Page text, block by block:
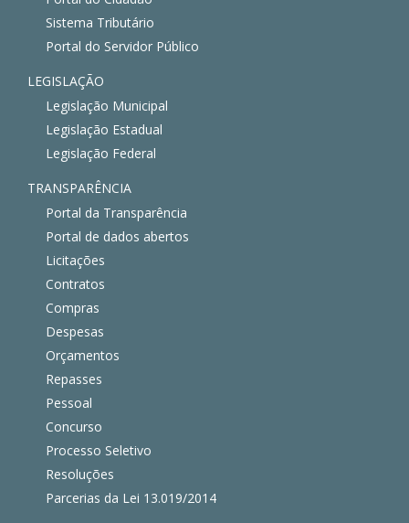
Sistema Tributário
Portal do Servidor Público
LEGISLAÇÃO
Legislação Municipal
Legislação Estadual
Legislação Federal
TRANSPARÊNCIA
Portal da Transparência
Portal de dados abertos
Licitações
Contratos
Compras
Despesas
Orçamentos
Repasses
Pessoal
Concurso
Processo Seletivo
Resoluções
Parcerias da Lei 13.019/2014